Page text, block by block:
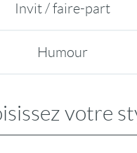
Invit / faire-part
Humour
votre